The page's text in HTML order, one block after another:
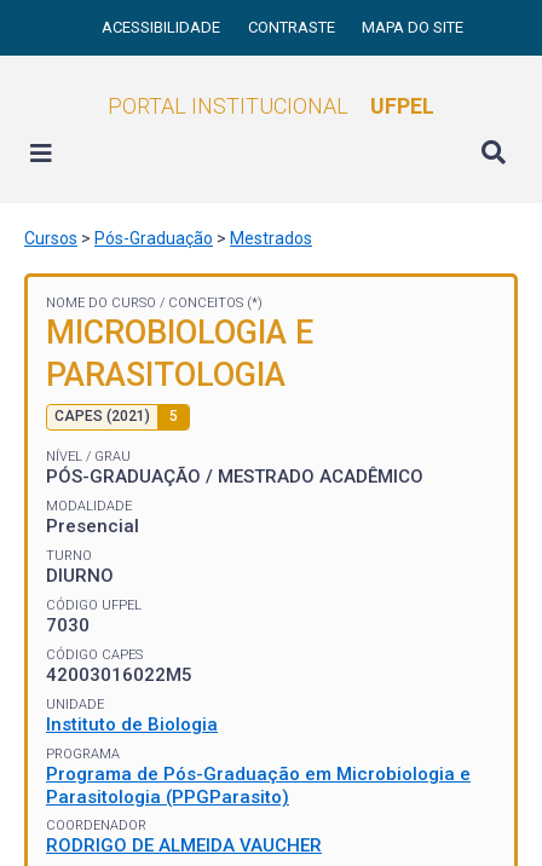
ACESSIBILIDADE CONTRASTE MAPA DO SITE
PORTAL INSTITUCIONAL UFPEL
Cursos > Pós-Graduação > Mestrados
NOME DO CURSO / CONCEITOS (*)
MICROBIOLOGIA E
PARASITOLOGIA
CAPES (2021) 5
NÍVEL / GRAU
PÓS-GRADUAÇÃO / MESTRADO ACADÊMICO
MODALIDADE
Presencial
TURNO
DIURNO
CÓDIGO UFPEL
7030
CÓDIGO CAPES
42003016022M5
UNIDADE
Instituto de Biologia
PROGRAMA
Programa de Pós-Graduação em Microbiologia e
Parasitologia (PPGParasito)
COORDENADOR
RODRIGO DE ALMEIDA VAUCHER